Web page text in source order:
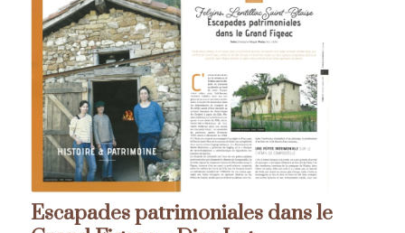
Escapades patrimoniales dans le